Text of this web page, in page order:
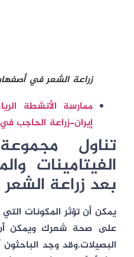
زراعة الشعر في أصفهان
ممارسة الأنشطة
إيران-زراعة الحاجب في
تناول
الفيتامينات
بعد زراعة
يمكن أن تؤثر المكونات
على صحة شعرك ويمكن
البصيلات.وقد وجد